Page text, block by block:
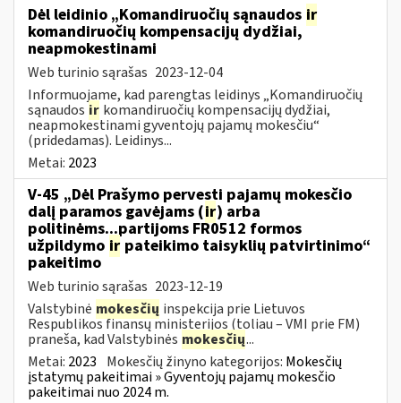
Dėl leidinio „Komandiruočių sąnaudos ir
komandiruočių kompensacijų dydžiai,
neapmokestinami
Web turinio sąrašas 2023-12-04
Informuojame, kad parengtas leidinys „Komandiruočių
sąnaudos ir komandiruočių kompensacijų dydžiai,
neapmokestinami gyventojų pajamų mokesčiu“
(pridedamas). Leidinys...
Metai: 2023
V-45 „Dėl Prašymo pervesti pajamų mokesčio
dalį paramos gavėjams (ir) arba
politinėms...partijoms FR0512 formos
užpildymo ir pateikimo taisyklių patvirtinimo“
pakeitimo
Web turinio sąrašas 2023-12-19
Valstybinė mokesčių inspekcija prie Lietuvos
Respublikos finansų ministerijos (toliau – VMI prie FM)
praneša, kad Valstybinės mokesčių...
Metai: 2023 Mokesčių žinyno kategorijos: Mokesčių
įstatymų pakeitimai » Gyventojų pajamų mokesčio
pakeitimai nuo 2024 m.